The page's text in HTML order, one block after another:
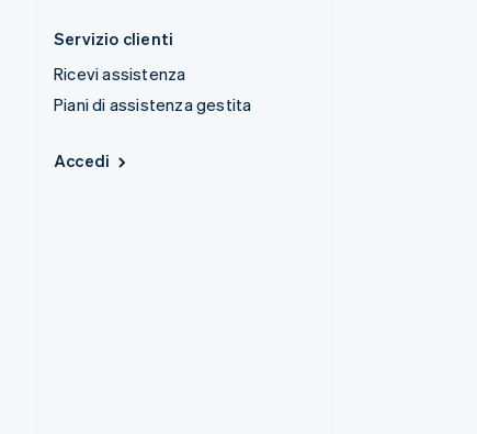
Servizio clienti
Ricevi assistenza
Piani di assistenza gestita
Accedi